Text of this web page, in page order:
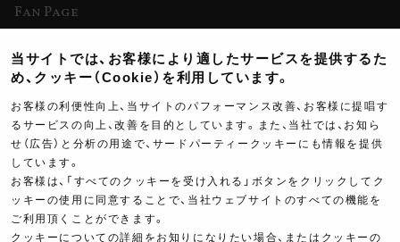
Fan Page
ヨシムラTV
イベント情報
イベントスケジュール
ツーリングブレイクタイム
製品ポスター
当サイトでは、お客様により適したサービスを提供するた
め、クッキー（Cookie）を利用しています。
お客様の利便性向上、当サイトのパフォーマンス改善、お客様に提唱す
るサービスの向上、改善を目的としています。また、当社では、お知ら
せ（広告）と分析の用途で、サードパーティークッキーにも情報を提供
しています。
お客様は、「すべてのクッキーを受け入れる」ボタンをクリックしてク
ッキーの使用に同意することで、当社ウェブサイトのすべての機能を
ご利用頂くことができます。
クッキーについての詳細をお知りになりたい場合、またはクッキーの